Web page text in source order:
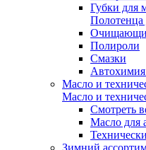
Губки для
Полотенца
Полироли
Смазки
Масло и
Масло и
Смотреть
Масло для
Зимний